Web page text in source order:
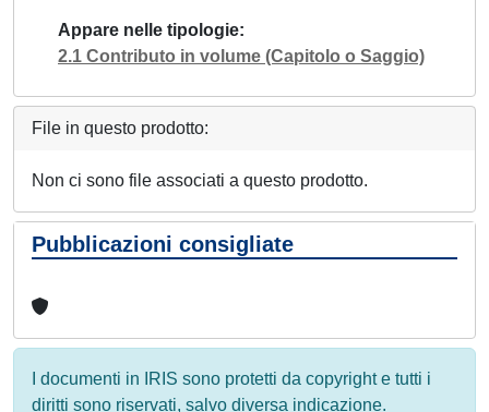
Appare nelle tipologie
2.1 Contributo in volume (Capitolo o Saggio)
File in questo prodotto:
Non ci sono file associati a questo prodotto.
Pubblicazioni consigliate
I documenti in IRIS sono protetti da copyright e tutti i
diritti sono riservati, salvo diversa indicazione.